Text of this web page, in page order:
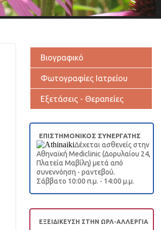
Βιογραφικό
Φωτογραφίες Ιατρείου
Εξετάσεις - Θεραπείες
ΕΠΙΣΤΗΜΟΝΙΚΟΣ ΣΥΝΕΡΓΑΤΗΣ
Δέχεται ασθενείς στην
Αθηναϊκή Mediclinic (Δορυλαίου 24,
Πλατεία Μαβίλη) μετά από
συνεννόηση - ραντεβού.
Σάββατο 10:00 π.μ. - 14:00 μ.μ.
ΕΞΕΙΔΙΚΕΥΣΗ ΣΤΗΝ ΩΡΛ-ΑΛΛΕΡΓΙΑ